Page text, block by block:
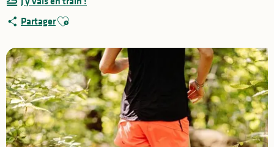
PartagerAjouter aux favoris